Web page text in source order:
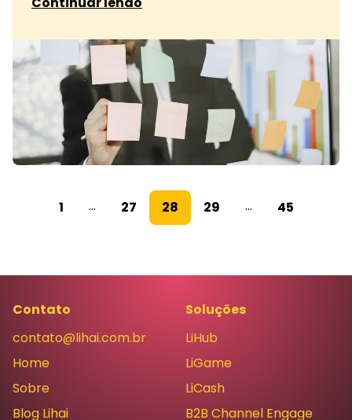
1 ... 27 28 29 ... 45
Contato
contato@lihai.com.br
Home
Sobre
Blog Lihai
Soluções
LiHub
LiGame
LiCash
B2B Channel Engage